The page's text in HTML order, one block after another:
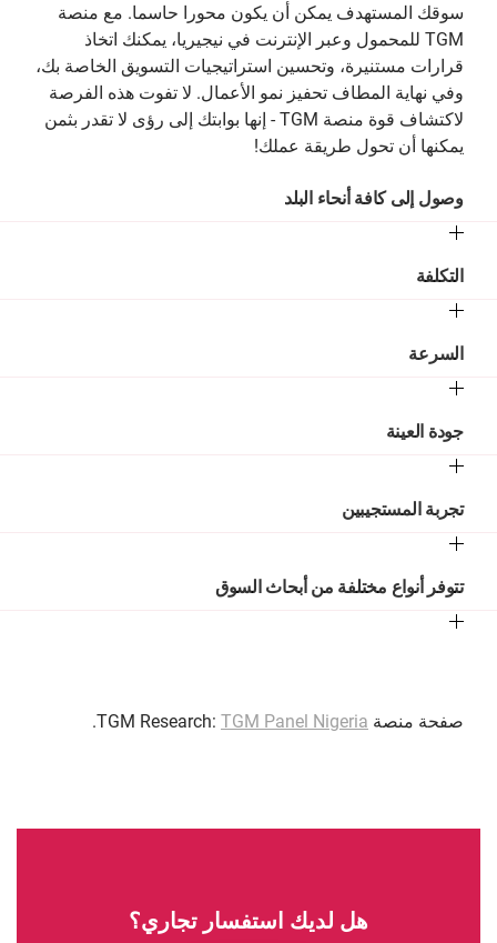
سوقك المستهدف يمكن أن يكون محورا حاسما. مع منصة
TGM للمحمول وعبر الإنترنت في نيجيريا، يمكنك اتخاذ
قرارات مستنيرة، وتحسين استراتيجيات التسويق الخاصة بك،
وفي نهاية المطاف تحفيز نمو الأعمال. لا تفوت هذه الفرصة
لاكتشاف قوة منصة TGM - إنها بوابتك إلى رؤى لا تقدر بثمن
يمكنها أن تحول طريقة عملك!
وصول إلى كافة أنحاء البلد
التكلفة
السرعة
جودة العينة
تجربة المستجيبين
تتوفر أنواع مختلفة من أبحاث السوق
صفحة منصة TGM Research: TGM Panel Nigeria
.
هل لديك استفسار تجاري؟